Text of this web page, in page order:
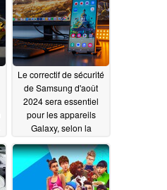
Le correctif de sécurité
de Samsung d'août
2024 sera essentiel
pour les appareils
Galaxy, selon la
société07/20/2024